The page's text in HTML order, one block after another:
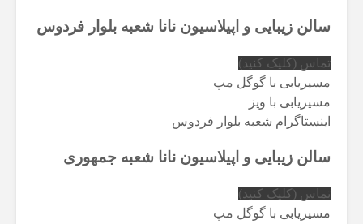
سالن زیبایی و اپیلاسیون نانا شعبه بلوار فردوس
تماس (کلیک کنید)
مسیریابی با گوگل مپ
مسیریابی با ویز
اینستاگرام شعبه بلوار فردوس
سالن زیبایی و اپیلاسیون نانا شعبه جمهوری
تماس (کلیک کنید)
مسیریابی با گوگل مپ